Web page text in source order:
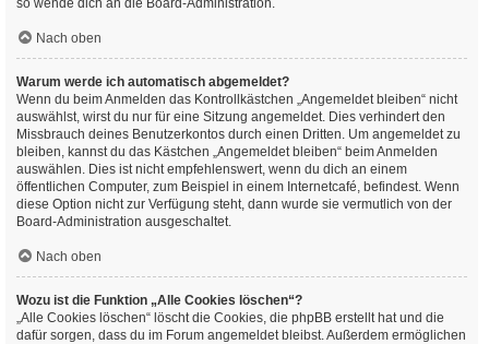
so wende dich an die Board-Administration.
Nach oben
Warum werde ich automatisch abgemeldet?
Wenn du beim Anmelden das Kontrollkästchen „Angemeldet bleiben“ nicht
auswählst, wirst du nur für eine Sitzung angemeldet. Dies verhindert den
Missbrauch deines Benutzerkontos durch einen Dritten. Um angemeldet zu
bleiben, kannst du das Kästchen „Angemeldet bleiben“ beim Anmelden
auswählen. Dies ist nicht empfehlenswert, wenn du dich an einem
öffentlichen Computer, zum Beispiel in einem Internetcafé, befindest. Wenn
diese Option nicht zur Verfügung steht, dann wurde sie vermutlich von der
Board-Administration ausgeschaltet.
Nach oben
Wozu ist die Funktion „Alle Cookies löschen“?
„Alle Cookies löschen“ löscht die Cookies, die phpBB erstellt hat und die
dafür sorgen, dass du im Forum angemeldet bleibst. Außerdem ermöglichen